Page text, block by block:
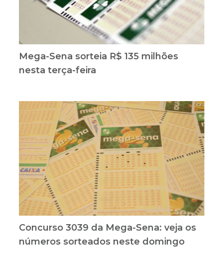
Mega-Sena sorteia R$ 135 milhões
nesta terça-feira
Concurso 3039 da Mega-Sena: veja os
números sorteados neste domingo